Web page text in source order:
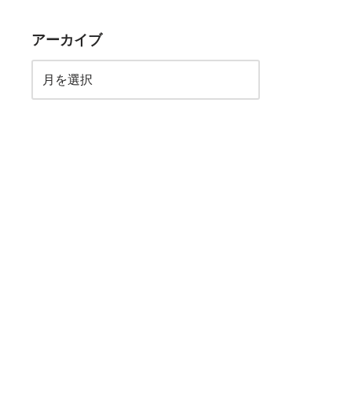
アーカイブ